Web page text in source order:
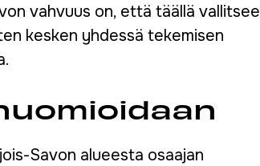
vahvuus on, että täällä vallitsee
kesken yhdessä tekemisen
Savon alueesta osaajan